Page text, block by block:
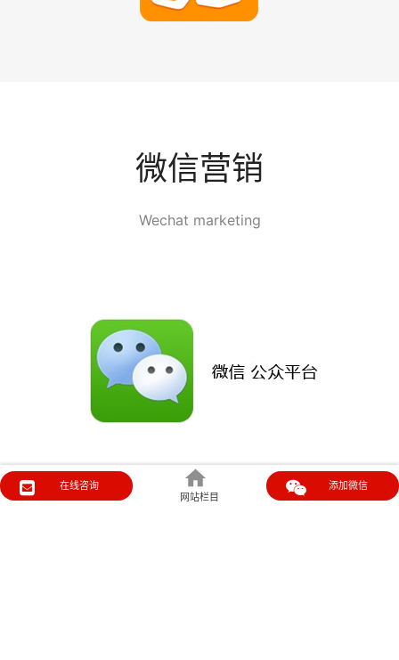
微信营销
Wechat marketing
移动app使用率NO.1
在线咨询
网站栏目
添加微信